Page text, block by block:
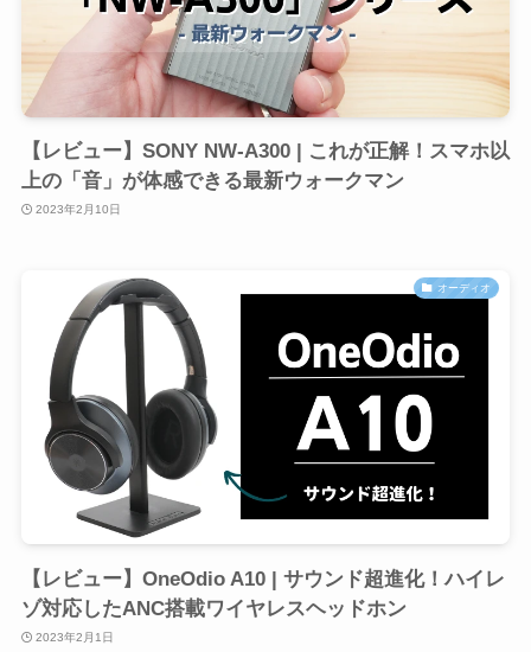
【レビュー】SONY NW-A300 | これが正解！スマホ以
上の「音」が体感できる最新ウォークマン
2023年2月10日
オーディオ
【レビュー】OneOdio A10 | サウンド超進化！ハイレ
ゾ対応したANC搭載ワイヤレスヘッドホン
2023年2月1日